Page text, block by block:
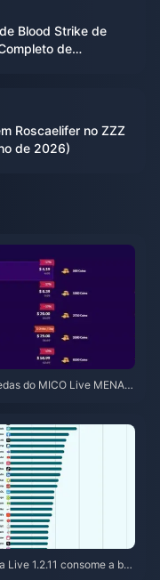
Blood Strike de
de
Roscaelifer no ZZZ
de 2026)
do MICO Live MENA a
Live 1.2.11 consome a bat